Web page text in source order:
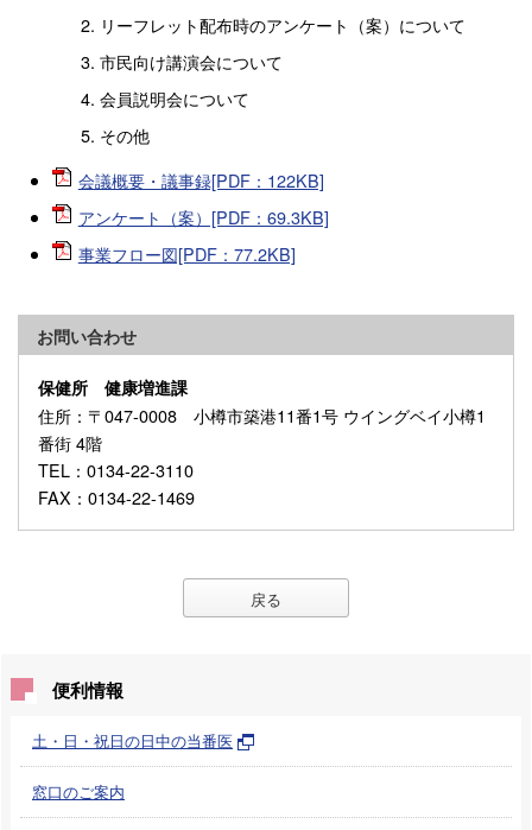
リーフレット配布時のアンケート（案）について
市民向け講演会について
会員説明会について
その他
会議概要・議事録[PDF：122KB]
アンケート（案）[PDF：69.3KB]
事業フロー図[PDF：77.2KB]
お問い合わせ
保健所 健康増進課
住所 ：〒047-0008 小樽市築港11番1号 ウイングベイ小樽1
番街 4階
TEL ：0134-22-3110
FAX ：0134-22-1469
戻る
便利情報
土・日・祝日の日中の当番医
窓口のご案内